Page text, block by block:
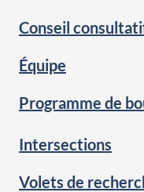
Conseil
Équipe
Programme de
Intersections
Volets de